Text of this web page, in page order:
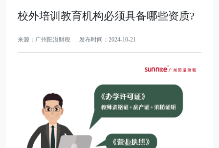
校外培训教育机构必须具备哪些资质?
来源：广州阳溢财税 发布时间：2024-10-21